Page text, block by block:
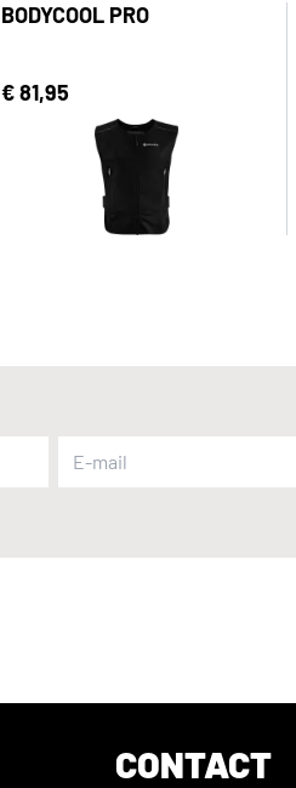
BODYCOOL PRO
€ 81,95
CONTACT